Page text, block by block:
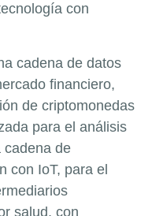
con
cadena de datos
financiero,
de criptomonedas
para el análisis
cadena de
con IoT, para el
salud, con